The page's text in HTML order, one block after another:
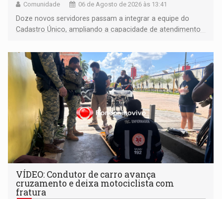
Comunidade 06 de Agosto de 2026 às 13:41
Doze novos servidores passam a integrar a equipe do
Cadastro Único, ampliando a capacidade de atendimento
VÍDEO: Condutor de carro avança
cruzamento e deixa motociclista com
fratura